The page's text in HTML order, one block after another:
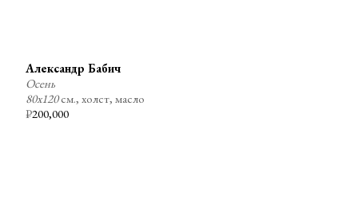
₽200,000
Александр Бабич
Осень
80х120см., холст, масло